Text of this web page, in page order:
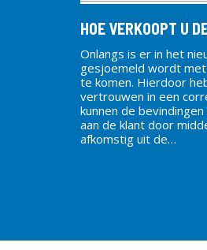
HOE VERKOOPT U
Onlangs is er in het
gesjoemeld wordt
te komen. Hierdoor
vertrouwen in een
kunnen de
aan de klant door
afkomstig uit de…